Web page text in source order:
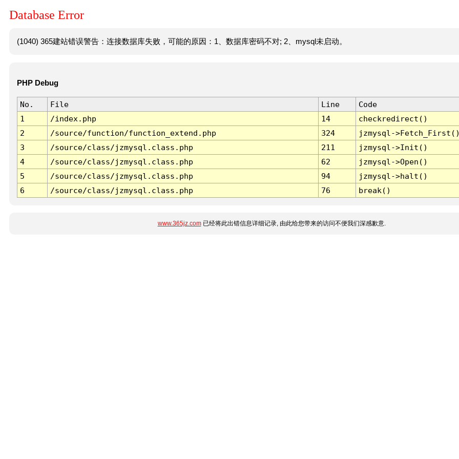
Database Error
(1040) 365建站错误警告：连接数据库失败，可能的原因：1、数据库密码不对; 2、mysql未启动。
PHP Debug
No. File Line
Code
1
/index.php 14
checkredirect()
2
/source/function/function_extend.php 324
jzmysql-
3
/source/class/jzmysql.class.php 211
jzmysql->Init()
4
/source/class/jzmysql.class.php 62
jzmysql->Open()
5
/source/class/jzmysql.class.php 94
jzmysql->halt()
6
/source/class/jzmysql.class.php 76 break()
www.365jz.com已经将此出错信息详细记录, 由此给您带来的访问不便我们深感歉意.